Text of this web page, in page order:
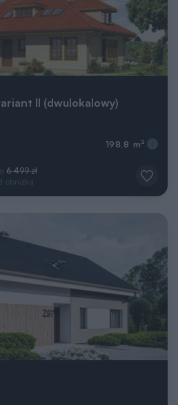
II (dwulokalowy)
6 499 zł
198,8 m 2